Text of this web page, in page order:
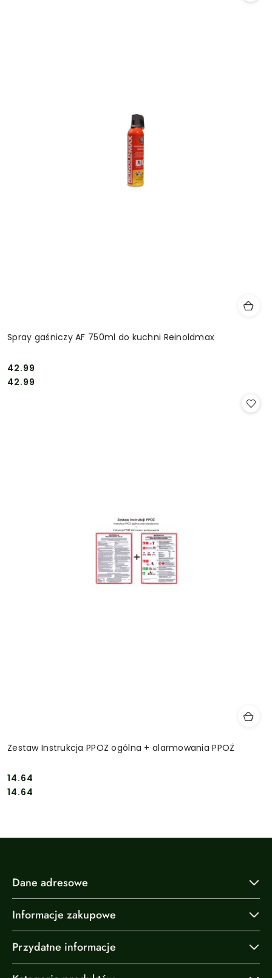
Spray gaśniczy AF 750ml do kuchni Reinoldmax
Cena:
42.99
Cena:
42.99
Zestaw Instrukcja PPOZ ogólna + alarmowania PPOŻ
Cena:
14.64
Cena:
14.64
Dane adresowe
Informacje zakupowe
Przydatne informacje